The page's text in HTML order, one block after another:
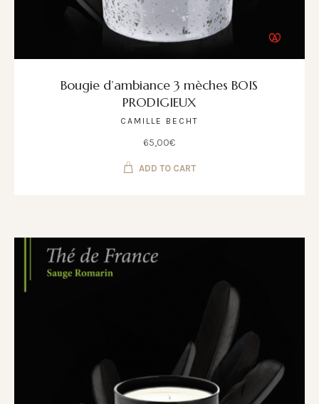
Bougie d’ambiance 3 mèches BOIS
PRODIGIEUX
CAMILLE BECHT
65,00€
ADD TO CART